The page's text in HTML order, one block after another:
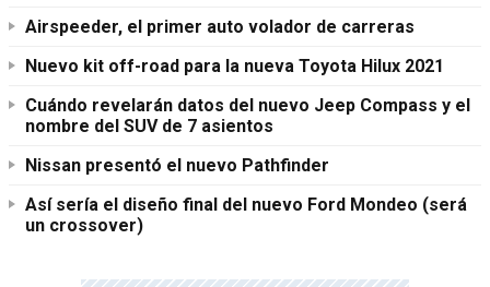
Airspeeder, el primer auto volador de carreras
Nuevo kit off-road para la nueva Toyota Hilux 2021
Cuándo revelarán datos del nuevo Jeep Compass y el
nombre del SUV de 7 asientos
Nissan presentó el nuevo Pathfinder
Así sería el diseño final del nuevo Ford Mondeo (será
un crossover)